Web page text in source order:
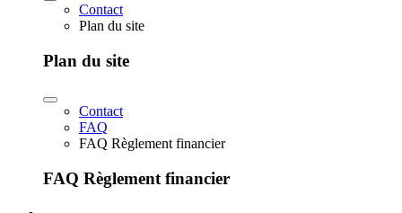
Contact
Plan du site
Plan du site
Contact
FAQ
FAQ Règlement financier
FAQ Règlement financier